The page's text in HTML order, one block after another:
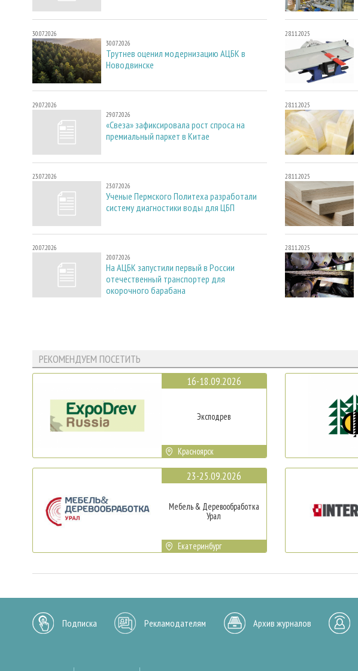
30.07.2026
30.07.2026
Трутнев оценил модернизацию АЦБК в
Новодвинске
29.07.2026
29.07.2026
«Свеза» зафиксировала рост спроса на
премиальный паркет в Китае
23.07.2026
23.07.2026
Ученые Пермского Политеха разработали
систему диагностики воды для ЦБП
20.07.2026
20.07.2026
На АЦБК запустили первый в России
отечественный транспортер для
окорочного барабана
28.11.2025
28.11.2025
28.11.2025
28.11.2025
РЕКОМЕНДУЕМ ПОСЕТИТЬ
16-18.09.2026
Эксподрев
Красноярск
23-25.09.2026
Мебель & Деревообработка
Урал
Екатеринбург
Подписка Рекламодателям Архив журналов